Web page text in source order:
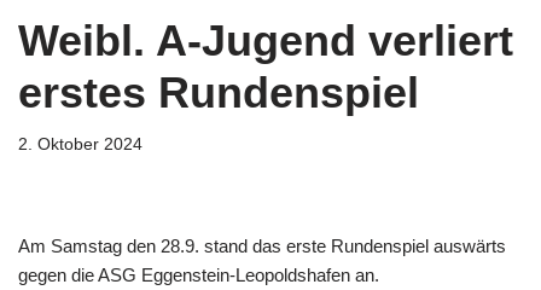
Weibl. A-Jugend verliert
erstes Rundenspiel
2. Oktober 2024
Am Samstag den 28.9. stand das erste Rundenspiel auswärts
gegen die ASG Eggenstein-Leopoldshafen an.